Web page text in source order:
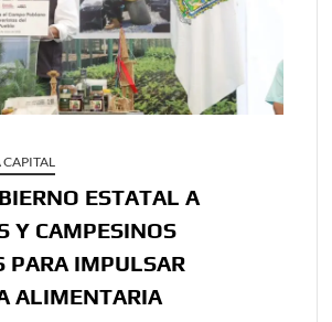
CAPITAL
ESTATAL A
Y CAMPESINOS
PARA IMPULSAR
ALIMENTARIA